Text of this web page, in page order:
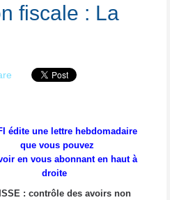
fiscale : La
édite une lettre hebdomadaire
que vous pouvez
en vous abonnant en haut à
droite
: contrôle des avoirs non